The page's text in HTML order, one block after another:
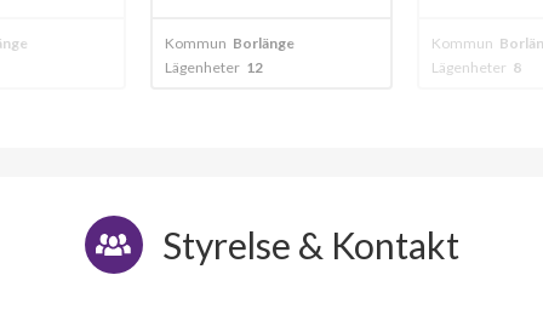
Kommun Borlänge
Lägenheter 12
Kommun
Lägenheter 8
Styrelse & Kontakt